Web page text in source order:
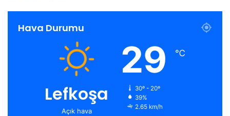
Hava Durumu
Lefkoşa
Açık hava
29 ℃
30º - 20º
39%
2.65 km/h